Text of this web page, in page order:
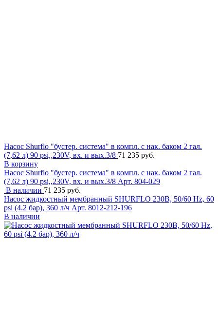
Насос Shurflo "бустер. система" в компл. с нак. баком 2 гал.
(7,62 л) 90 psi,,230V, вх. и вых.3/8 71 235 руб.
В корзину
Насос Shurflo "бустер. система" в компл. с нак. баком 2 гал.
(7,62 л) 90 psi,,230V, вх. и вых.3/8 Арт. 804-029
В наличии 71 235 руб.
Насос жидкостный мембранный SHURFLO 230В, 50/60 Hz, 60
psi (4.2 бар), 360 л/ч Арт. 8012-212-196
В наличии